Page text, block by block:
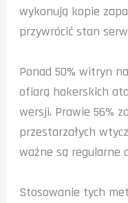
wykonują kopie
przywrócić stan
Ponad 50% witryn
ofiarą hakerskich
wersji. Prawie 56%
przestarzałych
ważne są regularne
Stosowanie tych